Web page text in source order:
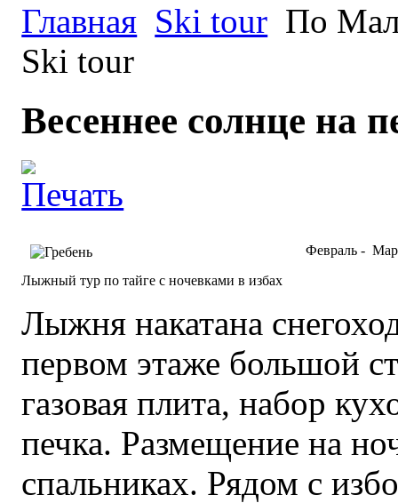
Главная Ski tour По
Ski tour
Весеннее солнце на
Февраль -
Лыжный тур по тайге с ночевками в избах
Лыжня накатана
первом этаже большой
газовая плита, набор
печка. Размещение на
спальниках. Рядом с